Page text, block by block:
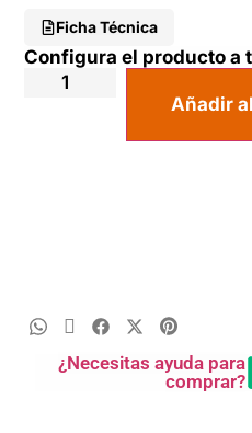
Ficha Técnica
Configura el producto a
Añadir
¿Necesitas ayuda para
comprar?